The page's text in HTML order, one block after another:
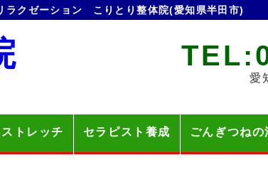
ラクゼーション こりとり整体院(愛知県半田市)
愛
トレッチ セラピスト養成 ごんぎつねの